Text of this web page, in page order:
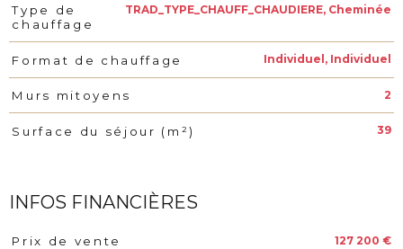
Type de
chauffage
TRAD_TYPE_CHAUFF_CHAUDIERE, Cheminée
Format de chauffage Individuel, Individuel
Murs mitoyens 2
Surface du séjour (m²) 39
INFOS FINANCIÈRES
Caractéristiques Valeurs
Prix de vente 127 200 €